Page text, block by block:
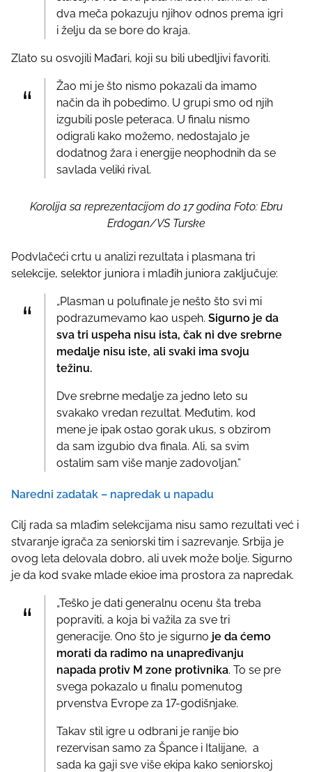
dva meča pokazuju njihov odnos prema igri
i želju da se bore do kraja.
Zlato su osvojili Mađari, koji su bili ubedljivi favoriti.
Žao mi je što nismo pokazali da imamo
način da ih pobedimo. U grupi smo od njih
izgubili posle peteraca. U finalu nismo
odigrali kako možemo, nedostajalo je
dodatnog žara i energije neophodnih da se
savlada veliki rival.
Korolija sa reprezentacijom do 17 godina Foto: Ebru
Erdogan/VS Turske
Podvlačeći crtu u analizi rezultata i plasmana tri
selekcije, selektor juniora i mlađih juniora zaključuje:
„Plasman u polufinale je nešto što svi mi
podrazumevamo kao uspeh. Sigurno je da
sva tri uspeha nisu ista, čak ni dve srebrne
medalje nisu iste, ali svaki ima svoju
težinu.
Dve srebrne medalje za jedno leto su
svakako vredan rezultat. Međutim, kod
mene je ipak ostao gorak ukus, s obzirom
da sam izgubio dva finala. Ali, sa svim
ostalim sam više manje zadovoljan.”
Naredni zadatak – napredak u napadu
Cilj rada sa mlađim selekcijama nisu samo rezultati već i
stvaranje igrača za seniorski tim i sazrevanje. Srbija je
ovog leta delovala dobro, ali uvek može bolje. Sigurno
je da kod svake mlade ekioe ima prostora za napredak.
„Teško je dati generalnu ocenu šta treba
popraviti, a koja bi važila za sve tri
generacije. Ono što je sigurno je da ćemo
morati da radimo na unapređivanju
napada protiv M zone protivnika. To se pre
svega pokazalo u finalu pomenutog
prvenstva Evrope za 17-godišnjake.
Takav stil igre u odbrani je ranije bio
rezervisan samo za Špance i Italijane, a
sada ka gaji sve više ekipa kako seniorskoj